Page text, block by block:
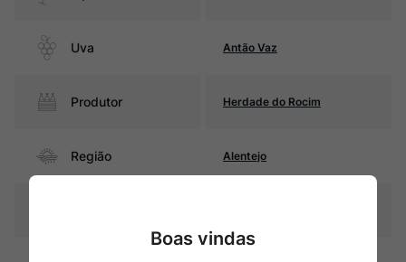
Uva Antão Vaz
Produtor Herdade do Rocim
Região Alentejo
Boas vindas